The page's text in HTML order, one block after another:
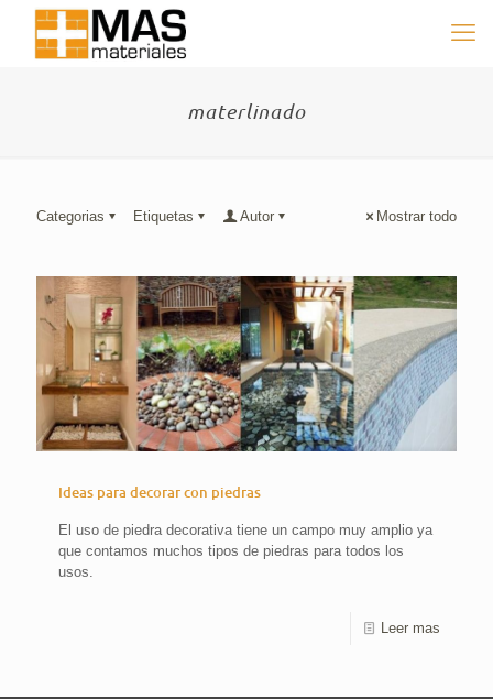
materlinado
Categorias Etiquetas Autor Mostrar todo
Ideas para decorar con piedras
El uso de piedra decorativa tiene un campo muy amplio ya
que contamos muchos tipos de piedras para todos los
usos.
Leer mas